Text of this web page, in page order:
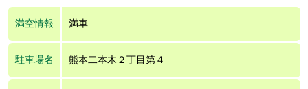
満空情報 満車
駐車場名 熊本二本木２丁目第４